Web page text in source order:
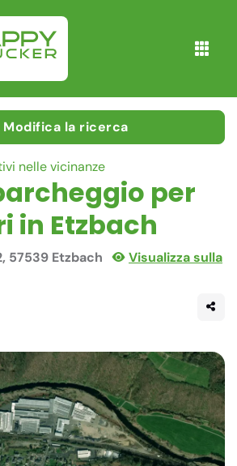
Modifica la ricerca
nelle vicinanze
per
in Etzbach
57539 Etzbach
Visualizza sulla